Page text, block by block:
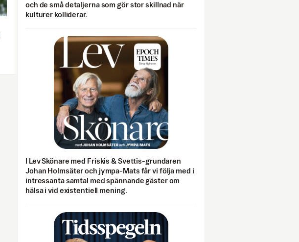
och de små detaljerna som gör stor skillnad när
kulturer kolliderar.
I Lev Skönare med Friskis & Svettis-grundaren
Johan Holmsäter och jympa-Mats får vi följa med i
intressanta samtal med spännande gäster om
hälsa i vid existentiell mening.